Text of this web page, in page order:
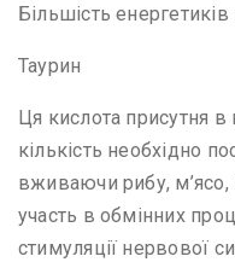
Більшість
Таурин
Ця кислота присутня в
кількість необхідно
вживаючи рибу, м’ясо,
участь в обмінних
стимуляції нервової